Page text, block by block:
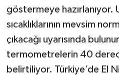
göstermeye hazırlanıyor.
sıcaklıklarının mevsim
çıkacağı uyarısında
termometrelerin 40
belirtiliyor. Türkiye’de El